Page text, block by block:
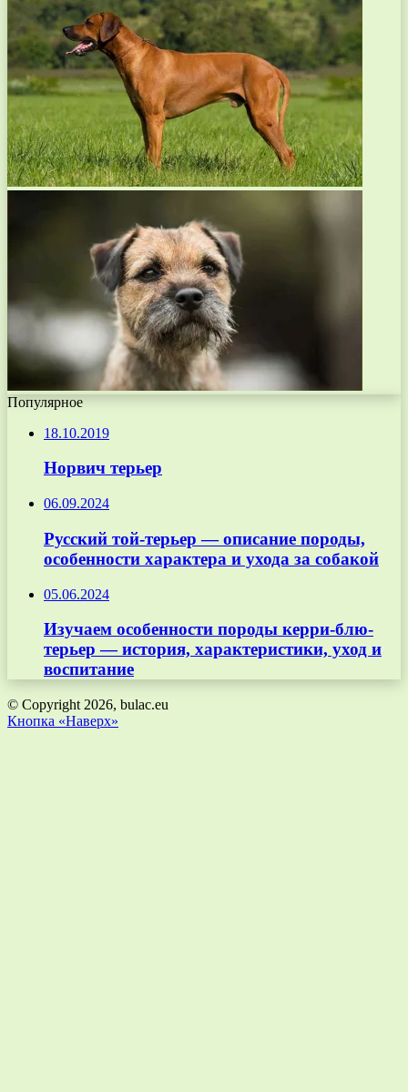
Популярное
18.10.2019
Норвич терьер
06.09.2024
Русский той-терьер — описание породы,
особенности характера и ухода за собакой
05.06.2024
Изучаем особенности породы керри-блю-
терьер — история, характеристики, уход и
воспитание
© Copyright 2026, bulac.eu
Кнопка «Наверх»